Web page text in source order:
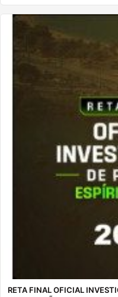
RETA FINAL OFICIAL